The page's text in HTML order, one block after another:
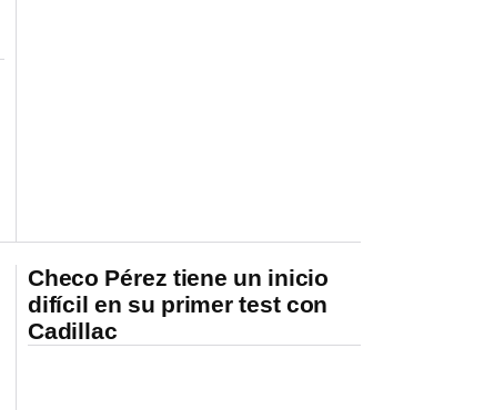
Checo Pérez tiene un inicio
difícil en su primer test con
Cadillac